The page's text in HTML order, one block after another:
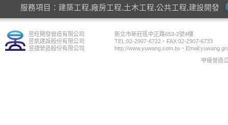
服務項目：建築工程,廠房工程,土木工程,公共工程,建設開發
昱旺開發營造有限公司
昱凱建設股份有限公司
昱捷營造股份有限公司
新北市新莊區中正路653-2號4樓
TEL:02-2907-6722‧FAX:02-2907-6733
http://
甲級營造